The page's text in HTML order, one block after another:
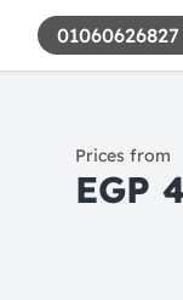
01060626827
Prices from